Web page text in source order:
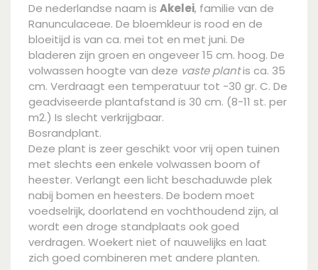
De nederlandse naam is Akelei, familie van de
Ranunculaceae. De bloemkleur is rood en de
bloeitijd is van ca. mei tot en met juni. De
bladeren zijn groen en ongeveer 15 cm. hoog. De
volwassen hoogte van deze vaste plantis ca. 35
cm. Verdraagt een temperatuur tot -30 gr. C. De
geadviseerde plantafstand is 30 cm. (8-11 st. per
m2.) Is slecht verkrijgbaar.
Bosrandplant.
Deze plant is zeer geschikt voor vrij open tuinen
met slechts een enkele volwassen boom of
heester. Verlangt een licht beschaduwde plek
nabij bomen en heesters. De bodem moet
voedselrijk, doorlatend en vochthoudend zijn, al
wordt een droge standplaats ook goed
verdragen. Woekert niet of nauwelijks en laat
zich goed combineren met andere planten.